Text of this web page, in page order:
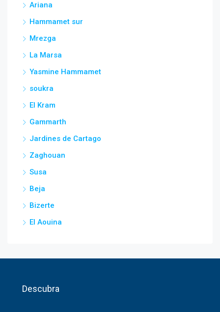
Ariana
Hammamet sur
Mrezga
La Marsa
Yasmine Hammamet
soukra
El Kram
Gammarth
Jardines de Cartago
Zaghouan
Susa
Beja
Bizerte
El Aouina
Descubra